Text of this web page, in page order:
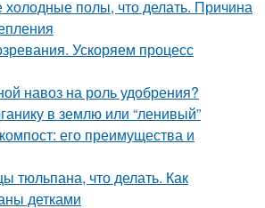
полы, что делать. Причина
Ускоряем процесс
навоз на роль удобрения?
в землю или “ленивый”
его преимущества и
тюльпана, что делать. Как
детками